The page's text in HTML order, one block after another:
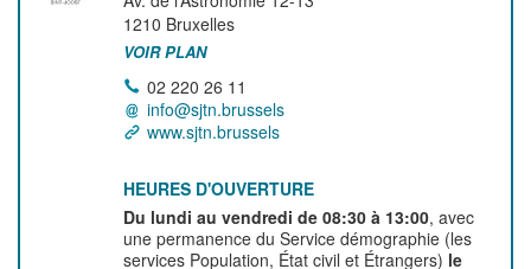
1210 Bruxelles
VOIR PLAN
02 220 26 11
info@sjtn.brussels
www.sjtn.brussels
HEURES D'OUVERTURE
Du lundi au vendredi de 08:30 à 13:00, avec
une permanence du Service démographie (les
services Population, État civil et Étrangers) le